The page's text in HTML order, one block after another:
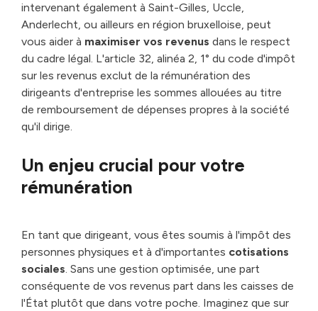
intervenant également à Saint-Gilles, Uccle,
Anderlecht, ou ailleurs en région bruxelloise, peut
vous aider à maximiser vos revenus dans le respect
du cadre légal. L'article 32, alinéa 2, 1° du code d'impôt
sur les revenus exclut de la rémunération des
dirigeants d'entreprise les sommes allouées au titre
de remboursement de dépenses propres à la société
qu'il dirige.
Un enjeu crucial pour votre
rémunération
En tant que dirigeant, vous êtes soumis à l'impôt des
personnes physiques et à d'importantes cotisations
sociales. Sans une gestion optimisée, une part
conséquente de vos revenus part dans les caisses de
l'État plutôt que dans votre poche. Imaginez que sur